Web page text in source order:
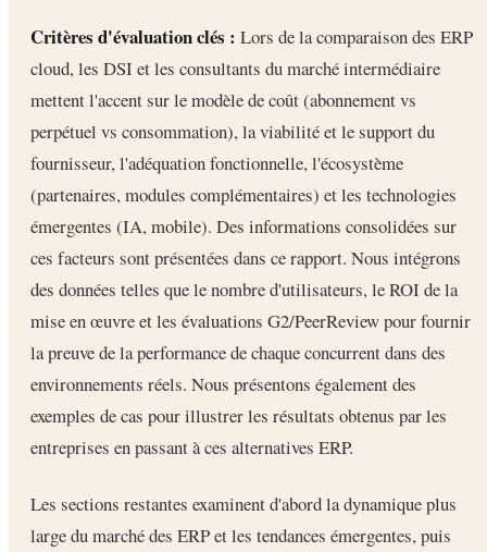
Critères d'évaluation clés : Lors de la comparaison des ERP
cloud, les DSI et les consultants du marché intermédiaire
mettent l'accent sur le modèle de coût (abonnement vs
perpétuel vs consommation), la viabilité et le support du
fournisseur, l'adéquation fonctionnelle, l'écosystème
(partenaires, modules complémentaires) et les technologies
émergentes (IA, mobile). Des informations consolidées sur
ces facteurs sont présentées dans ce rapport. Nous intégrons
des données telles que le nombre d'utilisateurs, le ROI de la
mise en œuvre et les évaluations G2/PeerReview pour fournir
la preuve de la performance de chaque concurrent dans des
environnements réels. Nous présentons également des
exemples de cas pour illustrer les résultats obtenus par les
entreprises en passant à ces alternatives ERP.
Les sections restantes examinent d'abord la dynamique plus
large du marché des ERP et les tendances émergentes, puis